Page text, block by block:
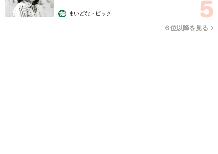
補助があっても約9割が「夏の電気・ガス代は重い」と回答…猛